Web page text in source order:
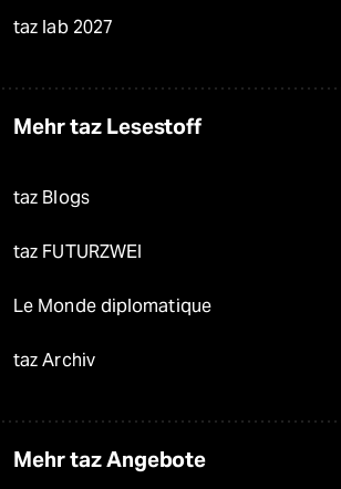
taz lab 2027
Mehr taz Lesestoff
taz Blogs
taz FUTURZWEI
Le Monde diplomatique
taz Archiv
Mehr taz Angebote